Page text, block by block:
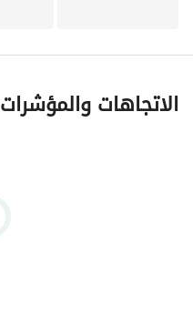
الاتجاهات والمؤشرات